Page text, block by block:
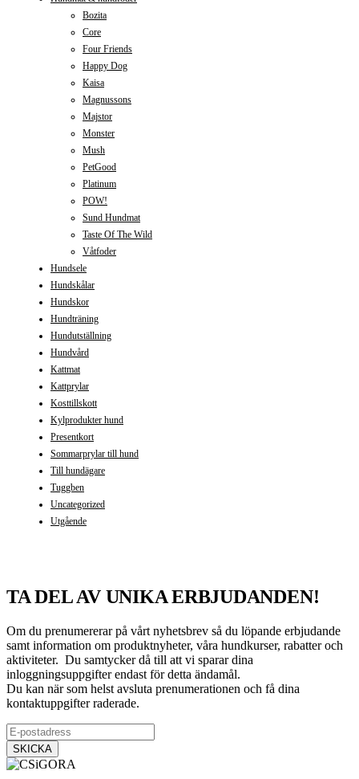
Bozita
Core
Four Friends
Happy Dog
Kaisa
Magnussons
Majstor
Monster
Mush
PetGood
Platinum
POW!
Sund Hundmat
Taste Of The Wild
Våtfoder
Hundsele
Hundskålar
Hundskor
Hundträning
Hundutställning
Hundvård
Kattmat
Kattprylar
Kosttillskott
Kylprodukter hund
Presentkort
Sommarprylar till hund
Till hundägare
Tuggben
Uncategorized
Utgående
TA DEL AV UNIKA ERBJUDANDEN!
Om du prenumererar på vårt nyhetsbrev så du löpande erbjudande
samt information om produktnyheter, våra hundkurser, rabatter och
aktiviteter. Du samtycker då till att vi sparar dina
inloggningsuppgifter endast för detta ändamål.
Du kan när som helst avsluta prenumerationen och få dina
kontaktuppgifter raderade.